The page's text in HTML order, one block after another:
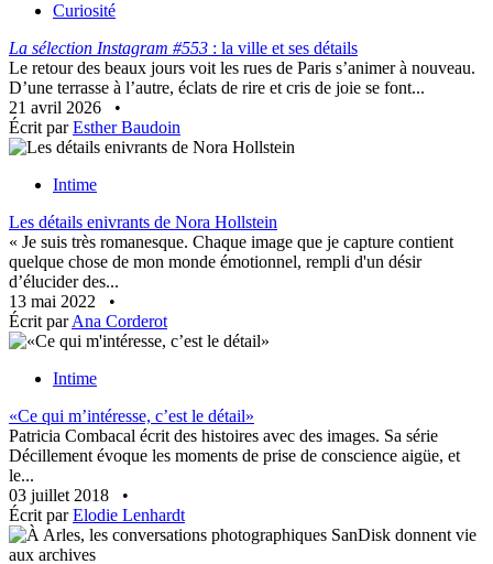
Curiosité
La sélection Instagram #553 : la ville et ses détails
Le retour des beaux jours voit les rues de Paris s’animer à nouveau.
D’une terrasse à l’autre, éclats de rire et cris de joie se font...
21 avril 2026
•
Écrit parEsther Baudoin
Intime
Les détails enivrants de Nora Hollstein
« Je suis très romanesque. Chaque image que je capture contient
quelque chose de mon monde émotionnel, rempli d'un désir
d’élucider des...
13 mai 2022
•
Écrit parAna Corderot
Intime
«Ce qui m’intéresse, c’est le détail»
Patricia Combacal écrit des histoires avec des images. Sa série
Décillement évoque les moments de prise de conscience aigüe, et
le...
03 juillet 2018
•
Écrit parElodie Lenhardt